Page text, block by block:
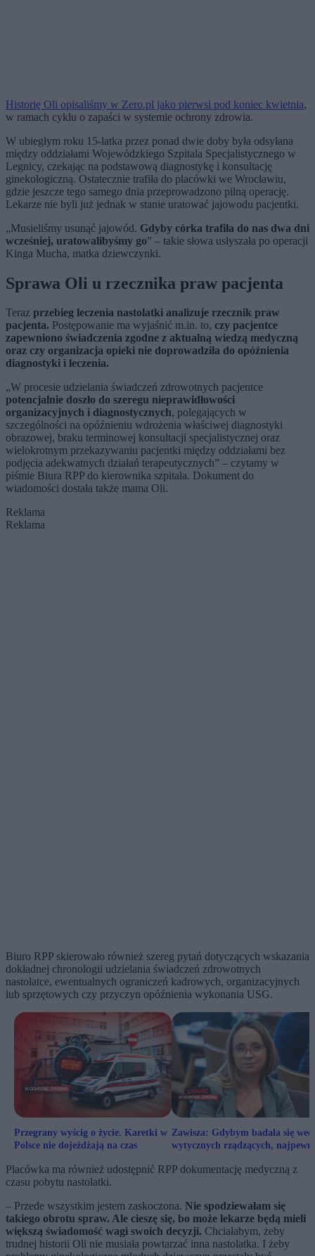
Historię Oli opisaliśmy w Zero.pl jako pierwsi pod koniec kwietnia,
w ramach cyklu o zapaści w systemie ochrony zdrowia.
W ubiegłym roku 15-latka przez ponad dwie doby była odsyłana
między oddziałami Wojewódzkiego Szpitala Specjalistycznego w
Legnicy, czekając na podstawową diagnostykę i konsultację
ginekologiczną. Ostatecznie trafiła do placówki we Wrocławiu,
gdzie jeszcze tego samego dnia przeprowadzono pilną operację.
Lekarze nie byli już jednak w stanie uratować jajowodu pacjentki.
„Musieliśmy usunąć jajowód. Gdyby córka trafiła do nas dwa dni
wcześniej, uratowalibyśmy go” – takie słowa usłyszała po operacji
Kinga Mucha, matka dziewczynki.
Sprawa Oli u rzecznika praw pacjenta
Teraz przebieg leczenia nastolatki analizuje rzecznik praw
pacjenta. Postępowanie ma wyjaśnić m.in. to, czy pacjentce
zapewniono świadczenia zgodne z aktualną wiedzą medyczną
oraz czy organizacja opieki nie doprowadziła do opóźnienia
diagnostyki i leczenia.
„W procesie udzielania świadczeń zdrowotnych pacjentce
potencjalnie doszło do szeregu nieprawidłowości
organizacyjnych i diagnostycznych, polegających w
szczególności na opóźnieniu wdrożenia właściwej diagnostyki
obrazowej, braku terminowej konsultacji specjalistycznej oraz
wielokrotnym przekazywaniu pacjentki między oddziałami bez
podjęcia adekwatnych działań terapeutycznych” – czytamy w
piśmie Biura RPP do kierownika szpitala. Dokument do
wiadomości dostała także mama Oli.
Reklama
Reklama
Biuro RPP skierowało również szereg pytań dotyczących wskazania
dokładnej chronologii udzielania świadczeń zdrowotnych
nastolatce, ewentualnych ograniczeń kadrowych, organizacyjnych
lub sprzętowych czy przyczyn opóźnienia wykonania USG.
Przegrany wyścig o życie. Karetki w
Polsce nie dojeżdżają na czas
Zawisza: Gdybym badała się
wytycznych rządzących,
Placówka ma również udostępnić RPP dokumentację medyczną z
czasu pobytu nastolatki.
– Przede wszystkim jestem zaskoczona. Nie spodziewałam się
takiego obrotu spraw. Ale cieszę się, bo może lekarze będą mieli
większą świadomość wagi swoich decyzji. Chciałabym, żeby
trudnej historii Oli nie musiała powtarzać inna nastolatka. I żeby